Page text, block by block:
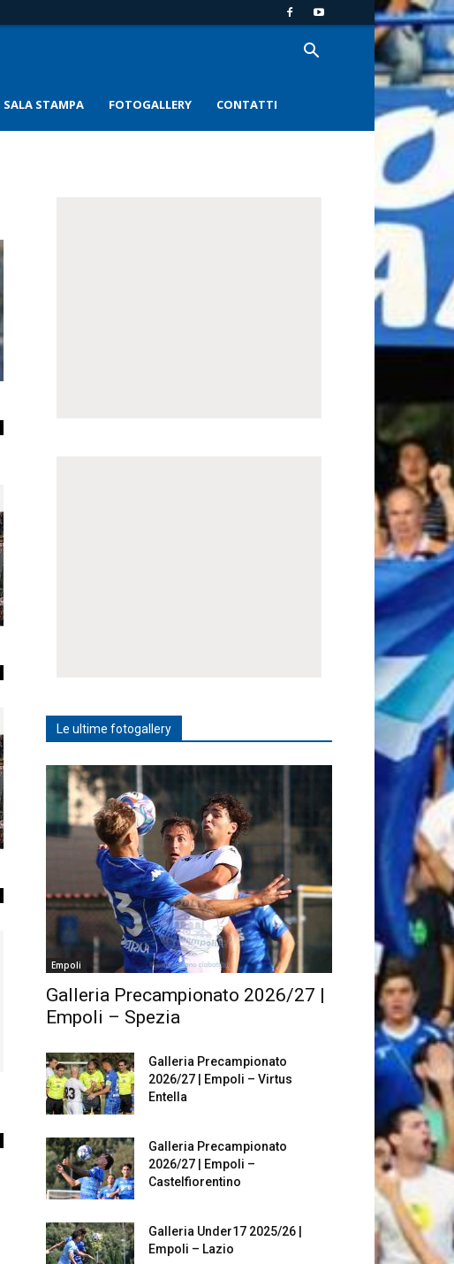
SALA STAMPA FOTOGALLERY CONTATTI
Le ultime fotogallery
Empoli
Galleria Precampionato 2026/27 |
Empoli – Spezia
Galleria Precampionato
2026/27 | Empoli – Virtus
Entella
Galleria Precampionato
2026/27 | Empoli –
Castelfiorentino
Galleria Under17 2025/26 |
Empoli – Lazio